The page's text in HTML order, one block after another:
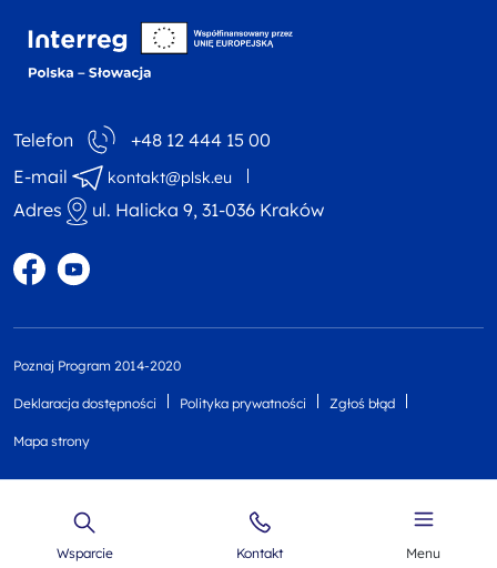
Wsparcie Kontakt Menu
Telefon
+48 12 444 15 00
E-mail
kontakt@plsk.eu
Adres ul. Halicka 9, 31-036 Kraków
Profil w portalu Facebook
Profil w portalu YouTube
Poznaj Program 2014-2020
Deklaracja dostępności Polityka prywatności Zgłoś błąd
Mapa strony